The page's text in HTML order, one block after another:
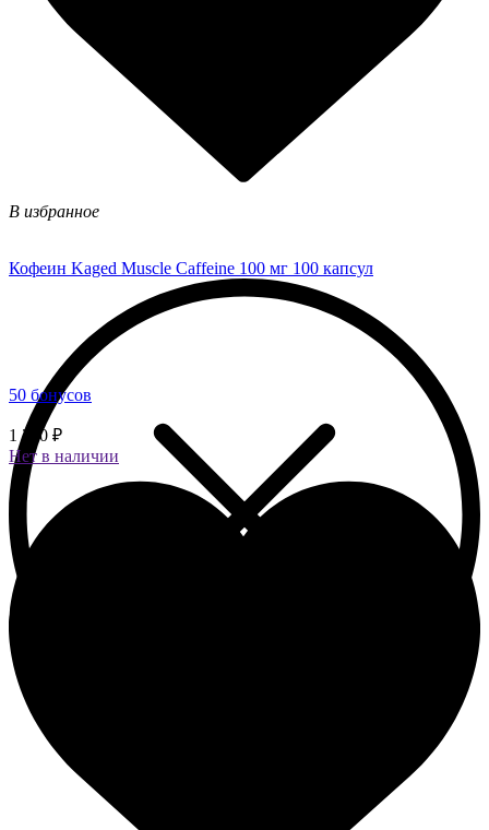
В избранное
Кофеин Kaged Muscle Caffeine 100 мг 100 капсул
50 бонусов
1 250 ₽
Нет в наличии